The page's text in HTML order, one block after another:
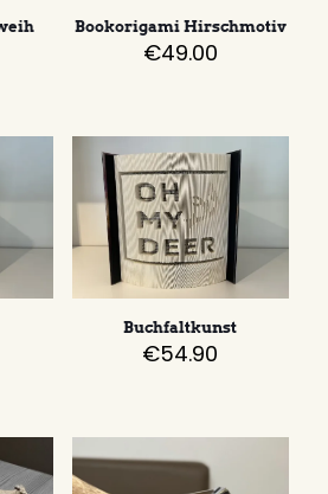
Bookorigami Hirschmotiv
€49.00
Buchfaltkunst
€54.90